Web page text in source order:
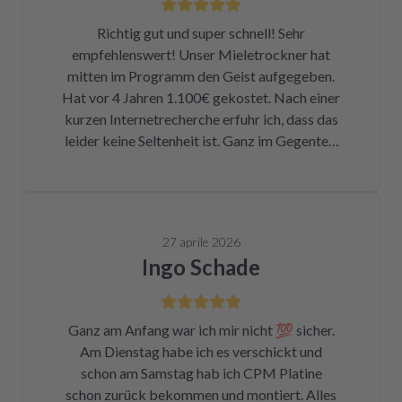
Richtig gut und super schnell! Sehr
empfehlenswert! Unser Mieletrockner hat
mitten im Programm den Geist aufgegeben.
Hat vor 4 Jahren 1.100€ gekostet. Nach einer
kurzen Internetrecherche erfuhr ich, dass das
leider keine Seltenheit ist. Ganz im Gegenteil.
Modell und Fehler eingegeben und dann hatte
ich die Wahl, eine refurbished Platine für
139€ zu kaufen oder meine kaputte Platine
einzusenden und für 99€ reparieren zu lassen.
Der Ausbau war kein Hexenwerk. Ein paar
Fotos für den Wiedereinbau gemacht. Eine
halbe Stunde, nachdem mein Paket
27 aprile 2026
Ingo Schade
Ganz am Anfang war ich mir nicht 💯 sicher.
Am Dienstag habe ich es verschickt und
schon am Samstag hab ich CPM Platine
schon zurück bekommen und montiert. Alles